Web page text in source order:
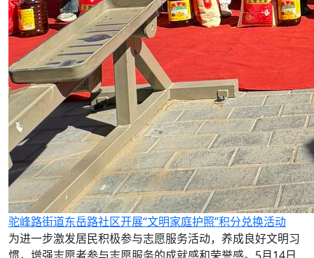
驼峰路街道东岳路社区开展“文明家庭护照”积分兑换活动
为进一步激发居民积极参与志愿服务活动，养成良好文明习